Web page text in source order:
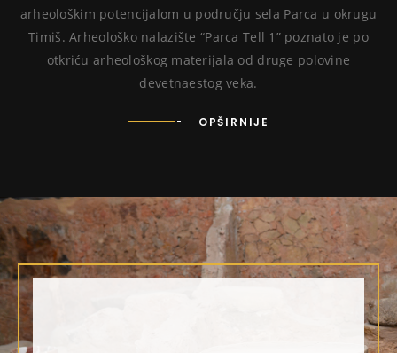
arheološkim potencijalom u području sela Parca u okrugu
Timiš. Arheološko nalazište “Parca Tell 1” poznato je po
otkriću arheološkog materijala od druge polovine
devetnaestog veka.
OPŠIRNIJE